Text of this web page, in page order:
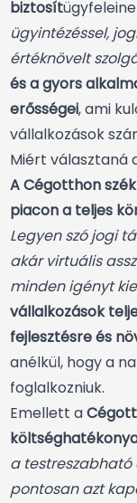
biztosít
ügyintézéssel,
értéknövelt
és a gyors
erősségei, ami
vállalkozások
Miért választaná
A Cégotthon
piacon a teljes
Legyen szó jogi
akár virtuális
minden igényt
vállalkozások
fejlesztésre és
anélkül, hogy a
foglalkozniuk.
Emellett a
a testreszabható
pontosan azt